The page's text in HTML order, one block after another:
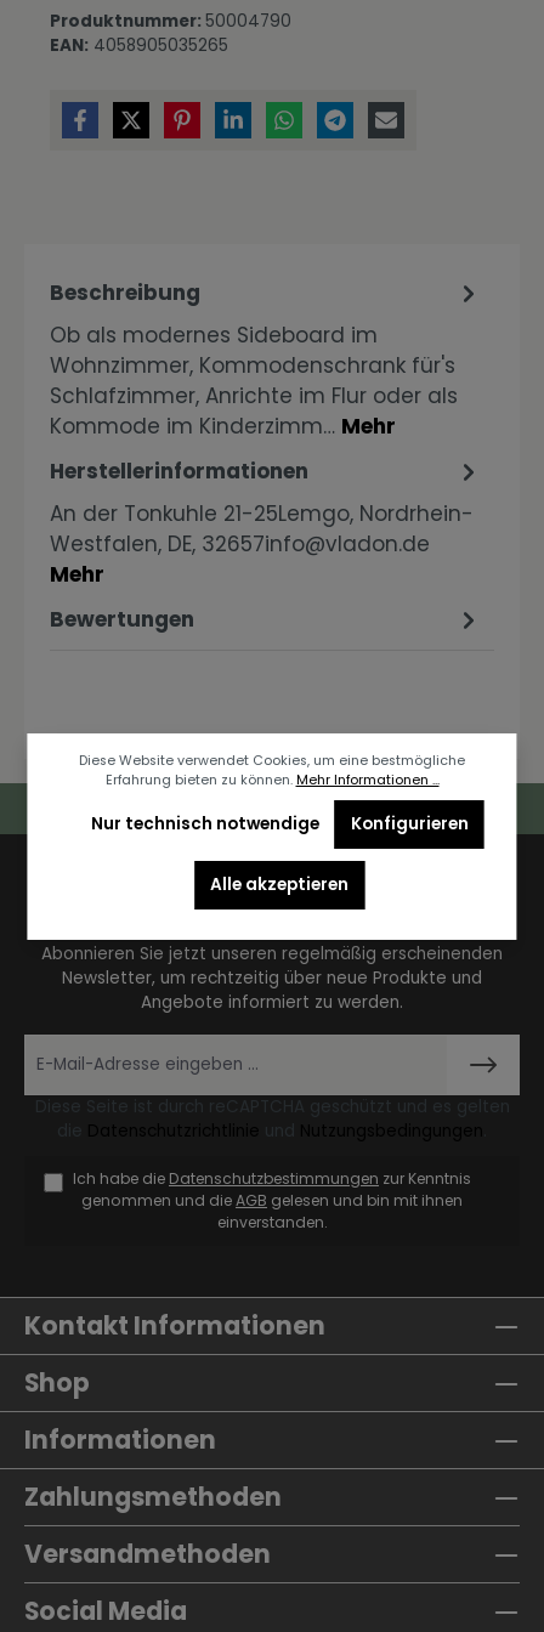
Produktnummer: 50004790
EAN: 4058905035265
Beschreibung
Ob als modernes Sideboard im
Wohnzimmer, Kommodenschrank für's
Schlafzimmer, Anrichte im Flur oder als
Kommode im Kinderzimm… Mehr
Herstellerinformationen
An der Tonkuhle 21-25Lemgo, Nordrhein-
Westfalen, DE, 32657info@vladon.de
Mehr
Bewertungen
Deutschlandweiter Kostenloser Versand
Newsletter
Abonnieren Sie jetzt unseren regelmäßig erscheinenden
Newsletter, um rechtzeitig über neue Produkte und
Angebote informiert zu werden.
Ich habe die Datenschutzbestimmungen zur Kenntnis
genommen und dieAGB gelesen und bin mit ihnen
einverstanden.
Kontakt Informationen
Shop
Informationen
Zahlungsmethoden
Versandmethoden
Social Media
Diese Website verwendet Cookies, um eine bestmögliche
Erfahrung bieten zu können. Mehr Informationen ...
Nur technisch notwendige Konfigurieren
Alle akzeptieren